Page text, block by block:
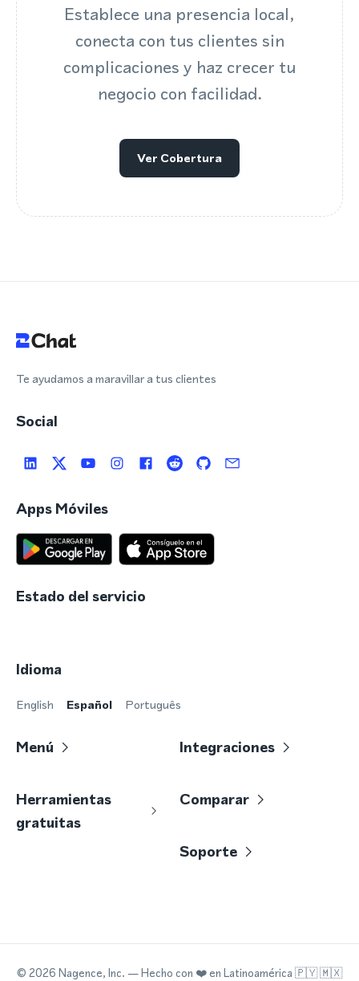
Establece una presencia local,
conecta con tus clientes sin
complicaciones y haz crecer tu
negocio con facilidad.
Ver Cobertura
Te ayudamos a maravillar a tus clientes
Social
Apps Móviles
Estado del servicio
Idioma
English Español Português
Menú Integraciones
Herramientas
gratuitas
Comparar
Soporte
© 2026 Nagence, Inc. — Hecho con ❤️ en Latinoamérica 🇵🇾 🇲🇽